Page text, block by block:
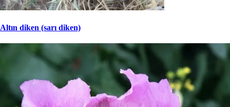
Altın diken (sarı diken)